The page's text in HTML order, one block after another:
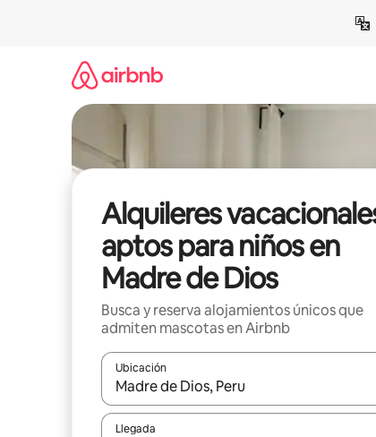
Alquileres
aptos para niños en
Madre de Dios
Busca y reserva alojamientos únicos que
admiten mascotas en Airbnb
Ubicación
Cuando los resultados estén disponibles,
Llegada